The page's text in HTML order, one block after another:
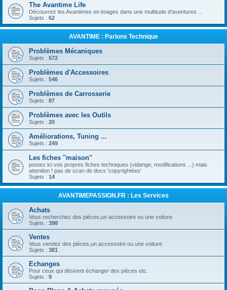
The Avantime Life
Découvrez les Avantimes en images dans une multitude d'aventures ...
Sujets : 62
AVANTIME : Parlons Technique
Problèmes Mécaniques
Sujets : 572
Problèmes d'Accessoires
Sujets : 546
Problèmes de Carrosserie
Sujets : 87
Problèmes avec les Outils
Sujets : 20
Améliorations, Tuning ...
Sujets : 249
Les fiches ''maison''
postez ici vos propres fiches techniques (vidange, modifications ...) mais
attention ! pas de scan de docs 'copyrightées'
Sujets : 14
AVANTIMEPASSION.FR : Les Services
Achats
Vous recherchez des pièces,un accessoire ou une voiture
Sujets : 398
Ventes
Vous vendez des pièces,un accessoire ou une voiture
Sujets : 381
Echanges
Pour ceux qui désirent échanger des pièces etc.
Sujets : 9